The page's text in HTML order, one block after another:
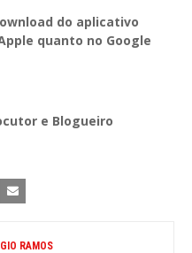
do aplicativo
quanto no Google
e Blogueiro
RAMOS